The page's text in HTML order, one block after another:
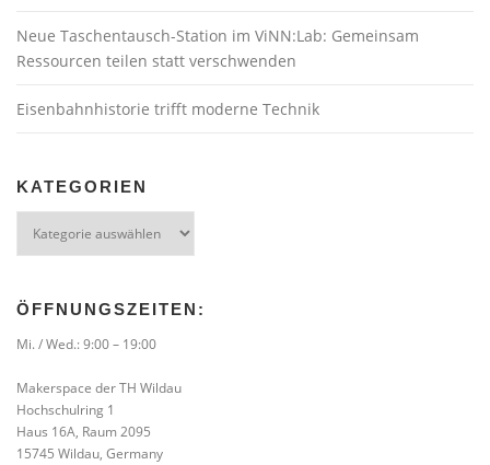
Neue Taschentausch-Station im ViNN:Lab: Gemeinsam
Ressourcen teilen statt verschwenden
Eisenbahnhistorie trifft moderne Technik
KATEGORIEN
ÖFFNUNGSZEITEN:
Mi. / Wed.: 9:00 – 19:00
Makerspace der TH Wildau
Hochschulring 1
Haus 16A, Raum 2095
15745 Wildau, Germany